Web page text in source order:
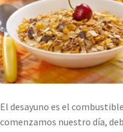
El desayuno es el
comenzamos nuestro día,